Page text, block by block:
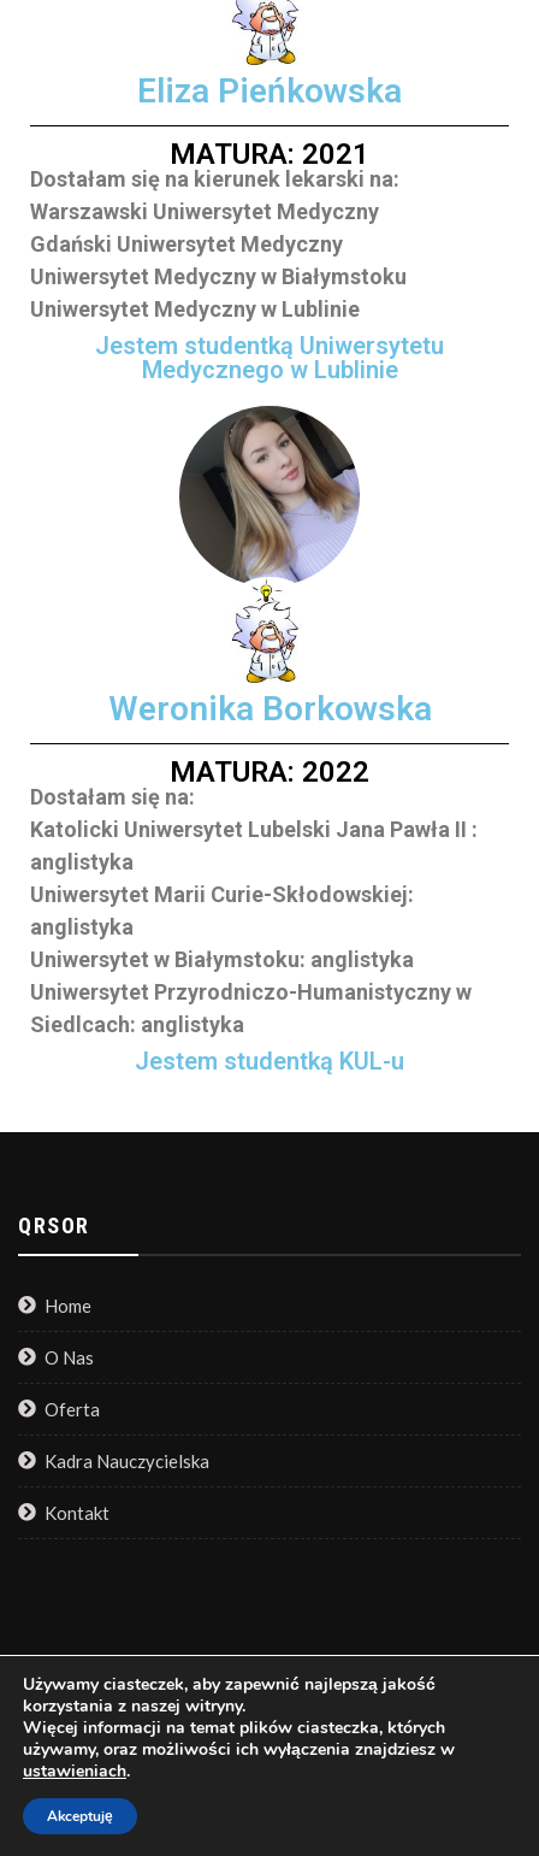
Eliza Pieńkowska
MATURA: 2021
Dostałam się na kierunek lekarski na:
Warszawski Uniwersytet Medyczny
Gdański Uniwersytet Medyczny
Uniwersytet Medyczny w Białymstoku
Uniwersytet Medyczny w Lublinie
Jestem studentką Uniwersytetu
Medycznego w Lublinie
Weronika Borkowska
MATURA: 2022
Dostałam się na:
Katolicki Uniwersytet Lubelski Jana Pawła II :
anglistyka
Uniwersytet Marii Curie-Skłodowskiej:
anglistyka
Uniwersytet w Białymstoku: anglistyka
Uniwersytet Przyrodniczo-Humanistyczny w
Siedlcach: anglistyka
Jestem studentką KUL-u
QRSOR
Home
O Nas
Oferta
Kadra Nauczycielska
Kontakt
ZDJECIA I IKONY ZOSTAŁY POBRANE Z
STRONY:
Freepik.com
Używamy ciasteczek, aby zapewnić najlepszą jakość
korzystania z naszej witryny.
Więcej informacji na temat plików ciasteczka, których
używamy, oraz możliwości ich wyłączenia znajdziesz w
ustawieniach.
Akceptuję